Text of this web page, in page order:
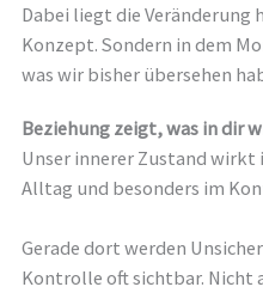
Dabei liegt die
Konzept. Sondern in dem
was wir bisher übersehen
Beziehung zeigt, was in dir
Unser innerer Zustand
Alltag und besonders im
Gerade dort werden
Kontrolle oft sichtbar. Nicht